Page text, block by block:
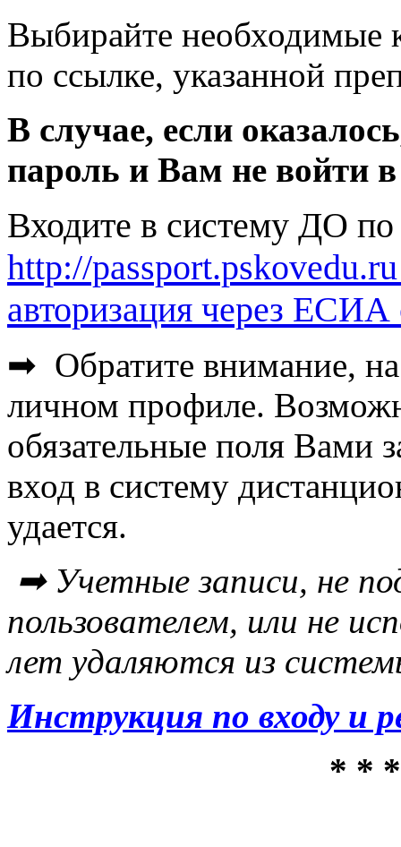
Выбирайте необходимые
по ссылке, указанной
В случае, если
пароль и Вам не войти
Входите в систему ДО
http://passport.pskovedu.ru
авторизация через ЕСИА
➡ Обратите внимание, на
личном профиле.
обязательные поля Вами
вход в систему
удается.
➡ Учетные записи, не
пользователем, или не
лет удаляются из
Инструкция по входу и
* * *